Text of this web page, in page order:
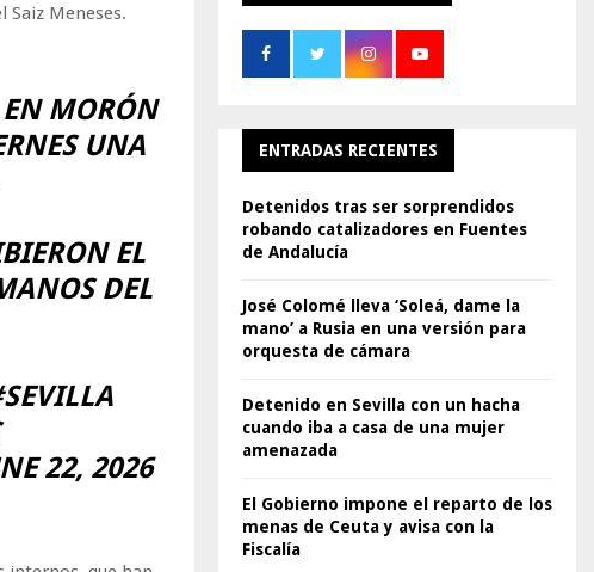
Saiz Meneses.
MORÓN
UNA
EL
DEL
22, 2026
ENTRADAS RECIENTES
Detenidos tras ser sorprendidos
robando catalizadores en Fuentes
de Andalucía
José Colomé lleva ‘Soleá, dame la
mano’ a Rusia en una versión para
orquesta de cámara
Detenido en Sevilla con un hacha
cuando iba a casa de una mujer
amenazada
El Gobierno impone el reparto de los
menas de Ceuta y avisa con la
Fiscalía